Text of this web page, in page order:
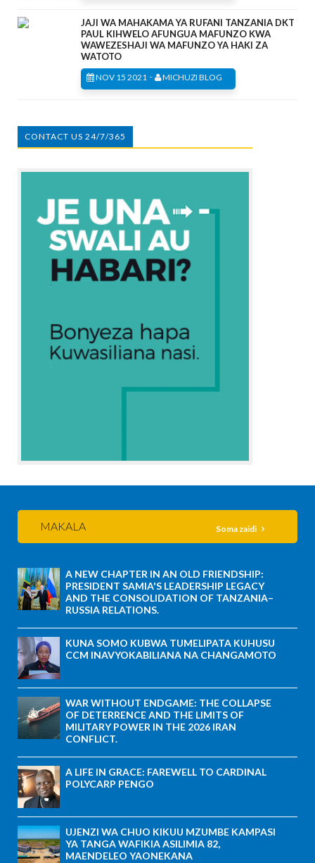
JAJI WA MAHAKAMA YA RUFANI TANZANIA DKT
PAUL KIHWELO AFUNGUA MAFUNZO KWA
WAWEZESHAJI WA MAFUNZO YA HAKI ZA
WATOTO
NOV 15 2021 - MICHUZI BLOG
CONTACT US 24/7/365
MAKALA Soma zaidi
A NEW CHAPTER IN AN OLD FRIENDSHIP:
PRESIDENT SAMIA'S LEADERSHIP LEGACY
AND THE CONSOLIDATION OF TANZANIA–
RUSSIA RELATIONS.
KUNA SOMO KUBWA TUMELIPATA KUHUSU
CCM INAVYOKABILIANA NA CHANGAMOTO
WAR WITHOUT ENDGAME: THE COLLAPSE
OF DETERRENCE AND THE LIMITS OF
MILITARY POWER IN THE 2026 IRAN
CONFLICT.
A LIFE IN GRACE: FAREWELL TO CARDINAL
POLYCARP PENGO
UJENZI WA CHUO KIKUU MZUMBE KAMPASI
YA TANGA WAFIKIA ASILIMIA 82,
MAENDELEO YAONEKANA